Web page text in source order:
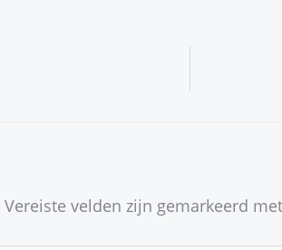
Vereiste velden zijn gemarkeerd met